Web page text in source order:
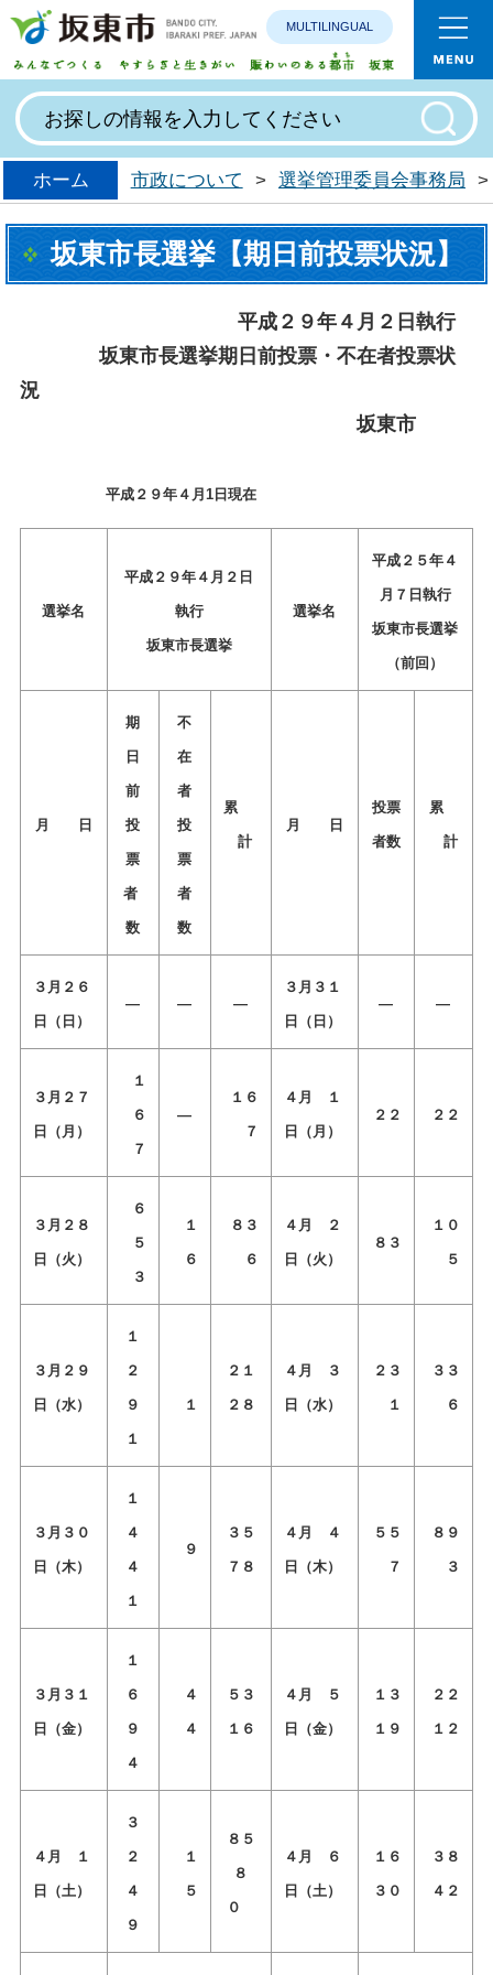
みんなで
MULTILINGUAL
ホーム 市政について > 選挙管理委員会事務局 >
坂東市長選挙【期日前投票状況】
平成２９年４月２日執行
坂東市長選挙期日前投票・不在者投票状
況
坂東市
平成２９年４月1日現在
選挙名
平成２９年４月２日
執行
坂東市長選挙
選挙名
平成２５年４
月７日執行
坂東市長選挙
（前回）
月 日
期
日
前
投
票
者
数
不
在
者
投
票
者
数
累
計
月 日
投票
者数
累
計
３月２６
日（日）
― ― ―
３月３１
日（日）
― ―
３月２７
日（月）
１
６
７
―
１６
７
４月 １
日（月）
２２ ２２
３月２８
日（火）
６
５
３
１
６
８３
６
４月 ２
日（火）
８３
１０
５
３月２９
日（水）
１
２
９
１
１
２１
２８
４月 ３
日（水）
２３
１
３３
６
３月３０
日（木）
１
４
４
１
９
３５
７８
４月 ４
日（木）
５５
７
８９
３
３月３１
日（金）
１
６
９
４
４
４
５３
１６
４月 ５
日（金）
１３
１９
２２
１２
４月 １
日（土）
３
２
４
９
１
５
８５
８
０
４月 ６
日（土）
１６
３０
３８
４２